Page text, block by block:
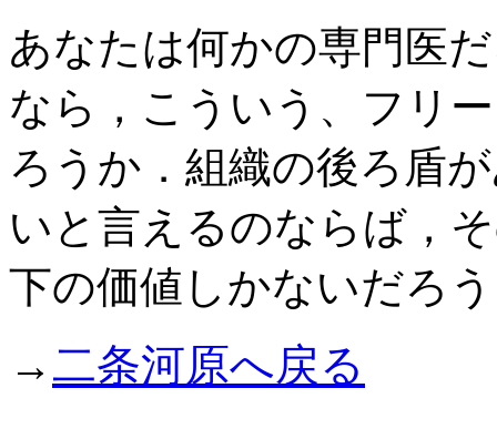
あなたは何かの専門医
なら，こういう、フリ
ろうか．組織の後ろ盾
いと言えるのならば，
下の価値しかないだろ
→ 二条河原へ戻る